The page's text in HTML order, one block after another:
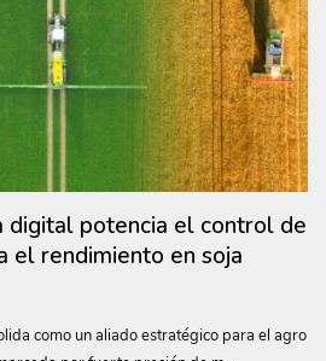
digital potencia el control de
el rendimiento en soja
como un aliado estratégico para el agro